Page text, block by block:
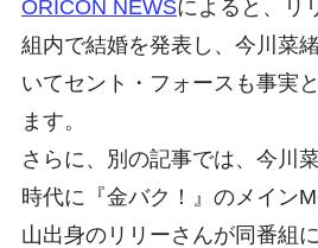
ORICON NEWSによると、リ
組内で結婚を発表し、今川菜
いてセント・フォースも事実
ます。
さらに、別の記事では、今川
時代に『金バク！』のメイン
山出身のリリーさんが同番組